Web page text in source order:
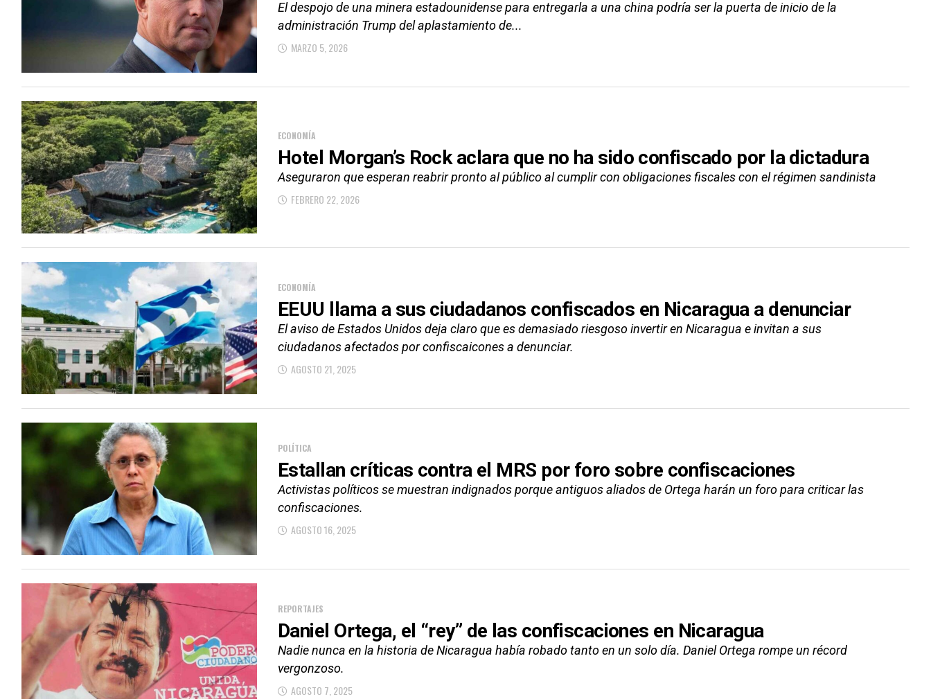
El despojo de una minera estadounidense para entregarla a una china podría ser la puerta de inicio de la
administración Trump del aplastamiento de...
MARZO 5, 2026
ECONOMÍA
Hotel Morgan’s Rock aclara que no ha sido confiscado por la dictadura
Aseguraron que esperan reabrir pronto al público al cumplir con obligaciones fiscales con el régimen sandinista
FEBRERO 22, 2026
ECONOMÍA
EEUU llama a sus ciudadanos confiscados en Nicaragua a denunciar
El aviso de Estados Unidos deja claro que es demasiado riesgoso invertir en Nicaragua e invitan a sus
ciudadanos afectados por confiscaicones a denunciar.
AGOSTO 21, 2025
POLÍTICA
Estallan críticas contra el MRS por foro sobre confiscaciones
Activistas políticos se muestran indignados porque antiguos aliados de Ortega harán un foro para criticar las
confiscaciones.
AGOSTO 16, 2025
REPORTAJES
Daniel Ortega, el “rey” de las confiscaciones en Nicaragua
Nadie nunca en la historia de Nicaragua había robado tanto en un solo día. Daniel Ortega rompe un récord
vergonzoso.
AGOSTO 7, 2025